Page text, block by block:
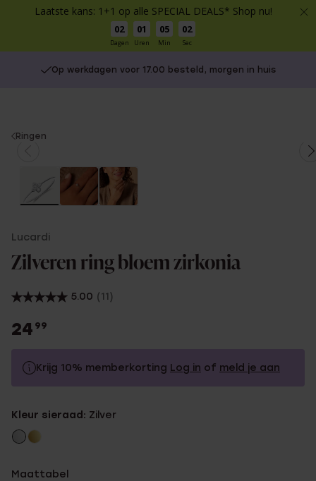
Laatste kans: 1+1 op alle SPECIAL DEALS* Shop nu!
02
Dagen
01
Uren
05
Min
01
Sec
Op werkdagen voor 17.00 besteld, morgen in huis
You
Ringen
Lucardi
Zilveren ring bloem zirkonia
5.00 (11)
24 99
Krijg 10% memberkorting Log in of meld je aan
Zonder memberkorting
Kleur sieraad: Zilver
Maattabel